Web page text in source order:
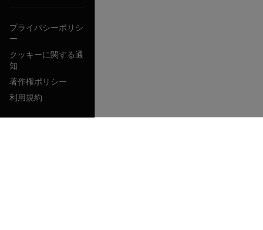
プライバシーポリシ
ー
クッキーに関する通
知
著作権ポリシー
利用規約